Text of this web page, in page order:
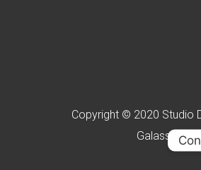
Copyright © 2020 Studio
Galassini